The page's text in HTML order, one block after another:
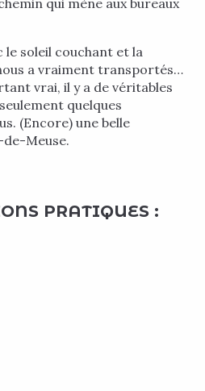
qui mène aux bureaux
le soleil couchant et la
a vraiment transportés…
vrai, il y a de véritables
quelques
(Encore) une belle
Meuse.
PRATIQUES :